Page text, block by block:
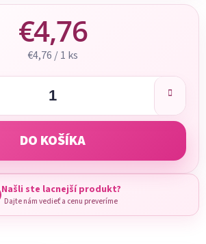
€4,76
Jednotková cena:
€4,76 / 1 ks
DO KOŠÍKA
Našli ste lacnejší produkt?
Dajte nám vedieť a cenu preveríme